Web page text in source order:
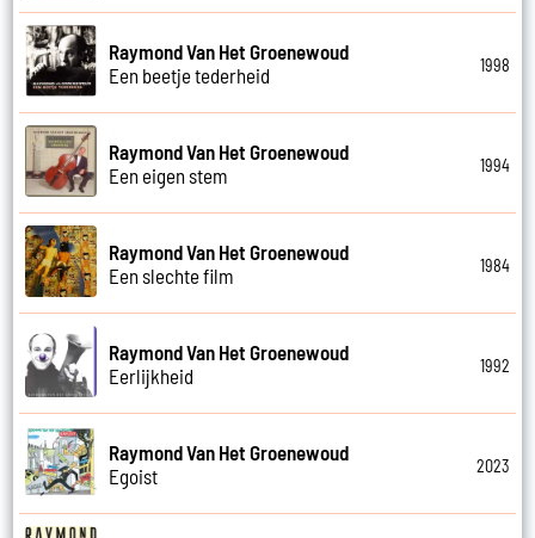
Raymond Van Het Groenewoud
Een beetje tederheid
1998
Raymond Van Het Groenewoud
Een eigen stem
1994
Raymond Van Het Groenewoud
Een slechte film
1984
Raymond Van Het Groenewoud
Eerlijkheid
1992
Raymond Van Het Groenewoud
Egoist
2023